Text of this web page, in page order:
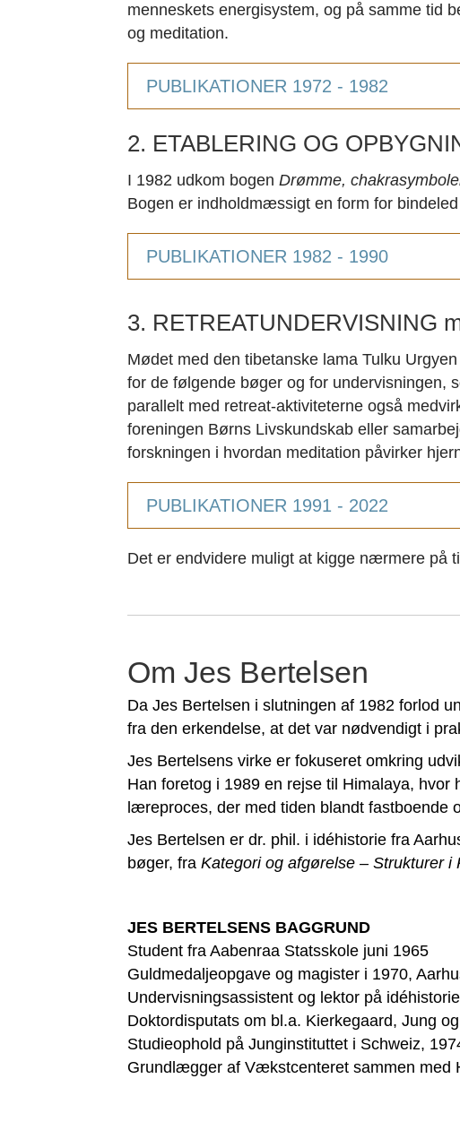
menneskets energisystem, og på samme tid
og meditation.
PUBLIKATIONER 1972 - 1982
2. ETABLERING OG
I 1982 udkom bogen Drømme,
Bogen er indholdmæssigt en form for
PUBLIKATIONER 1982 - 1990
3. RETREATUNDERVISNING
Mødet med den tibetanske lama Tulku
for de følgende bøger og for undervisningen,
parallelt med retreat-aktiviteterne også
foreningen Børns Livskundskab eller
forskningen i hvordan meditation påvirker
PUBLIKATIONER 1991 - 2022
Det er endvidere muligt at kigge nærmere på
Om Jes Bertelsen
Da Jes Bertelsen i slutningen af 1982 forlod
fra den erkendelse, at det var nødvendigt i
Jes Bertelsens virke er fokuseret omkring
Han foretog i 1989 en rejse til Himalaya,
læreproces, der med tiden blandt fastboende
Jes Bertelsen er dr. phil. i idéhistorie fra
bøger, fra Kategori og afgørelse – Strukturer
JES BERTELSENS BAGGRUND
Student fra Aabenraa Statsskole juni 1965
Guldmedaljeopgave og magister i 1970,
Undervisningsassistent og lektor på
Doktordisputats om bl.a. Kierkegaard, Jung
Studieophold på Junginstituttet i Schweiz,
Grundlægger af Vækstcenteret sammen med